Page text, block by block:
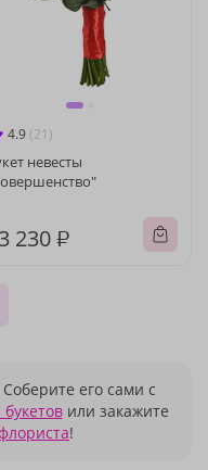
4.9 (21)
невесты
230 ₽
его сами с
букетовили закажите
!